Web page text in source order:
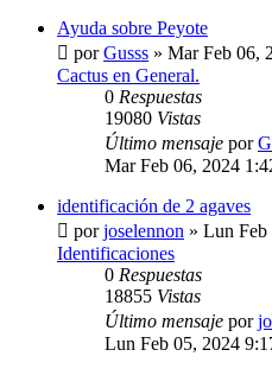
Ayuda sobre Peyote
porGusss » Mar Feb 06,
Cactus en General.
0 Respuestas
19080 Vistas
Último mensaje por
Mar Feb 06, 2024
identificación de 2 agaves
porjoselennon » Lun Feb
Identificaciones
0 Respuestas
18855 Vistas
Último mensaje por
Lun Feb 05, 2024